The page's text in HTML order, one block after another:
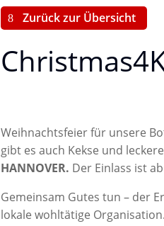
Zurück zur Übersicht
Weihnachtsfeier für unsere
gibt es auch Kekse und
HANNOVER. Der Einlass ist
Gemeinsam Gutes tun – der
lokale wohltätige Organisation.